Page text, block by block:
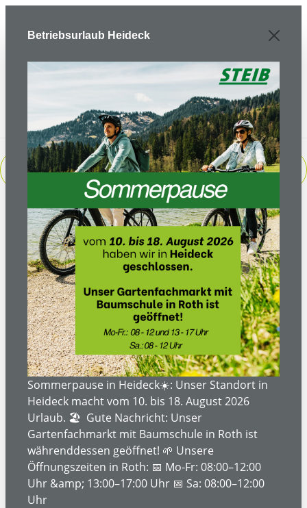
PRODUKTE FILTERN
Sortierung:
Bestellanfrage
Rabatt
%
Betriebsurlaub Heideck
Sommerpause in Heideck☀️: Unser Standort in
Heideck macht vom 10. bis 18. August 2026
Urlaub. 🏖️ Gute Nachricht: Unser
Gartenfachmarkt mit Baumschule in Roth ist
währenddessen geöffnet! 🌱 Unsere
Öffnungszeiten in Roth: 📅 Mo-Fr: 08:00–12:00
Uhr &amp; 13:00–17:00 Uhr 📅 Sa: 08:00–12:00
Uhr